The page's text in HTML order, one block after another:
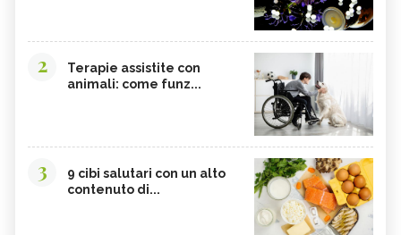
2
Terapie assistite con
animali: come funz...
3
9 cibi salutari con un alto
contenuto di...